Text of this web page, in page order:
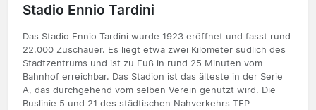
Stadio Ennio Tardini
Das Stadio Ennio Tardini wurde 1923 eröffnet und fasst rund
22.000 Zuschauer. Es liegt etwa zwei Kilometer südlich des
Stadtzentrums und ist zu Fuß in rund 25 Minuten vom
Bahnhof erreichbar. Das Stadion ist das älteste in der Serie
A, das durchgehend vom selben Verein genutzt wird. Die
Buslinie 5 und 21 des städtischen Nahverkehrs TEP